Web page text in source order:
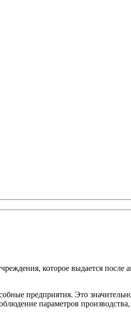
которое выдается после
предприятия. Это
параметров